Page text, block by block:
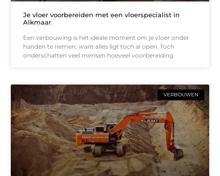
Je vloer voorbereiden met een vloerspecialist in
Alkmaar
Een verbouwing is het ideale moment om je vloer onder
handen te nemen, want alles ligt toch al open. Toch
onderschatten veel mensen hoeveel voorbereiding
VERBOUWEN